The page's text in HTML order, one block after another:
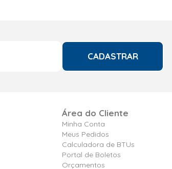
CADASTRAR
Área do Cliente
Minha Conta
Meus Pedidos
Calculadora de BTUs
Portal de Boletos
Orçamentos